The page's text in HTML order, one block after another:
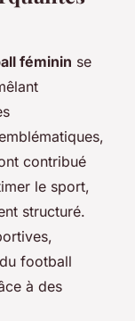
féminin se
contribué
le sport,
structuré.
football
à des